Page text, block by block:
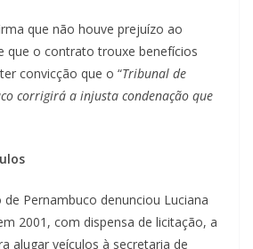
que não houve prejuízo ao
que o contrato trouxe benefícios
convicção que o “Tribunal de
corrigirá a injusta condenação que
Pernambuco denunciou Luciana
2001, com dispensa de licitação, a
alugar veículos à secretaria de